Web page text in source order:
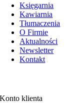
Księgarnia
Kawiarnia
Tłumaczenia
O Firmie
Aktualności
Newsletter
Kontakt
Konto klienta